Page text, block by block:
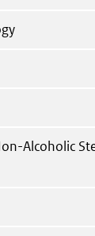
Alcoholic